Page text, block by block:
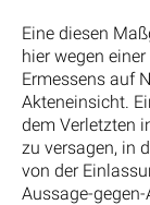
Eine diesen
hier wegen
Ermessens auf
Akteneinsicht.
dem Verletzten
zu versagen, in
von der
Aussage-